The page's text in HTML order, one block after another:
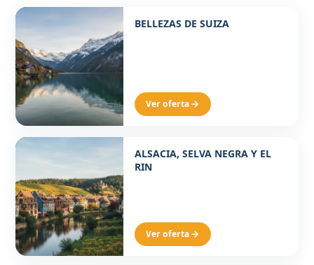
Desde 1770€ p/p
8 DÍAS / 7 NOCHES
BELLEZAS DE SUIZA
Ver oferta
Desde 1515€ p/p
8 DÍAS / 7 NOCHES
ALSACIA, SELVA NEGRA Y EL
RIN
Ver oferta